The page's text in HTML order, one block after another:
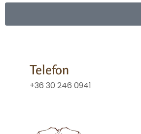
Telefon
+36 30 246 0941